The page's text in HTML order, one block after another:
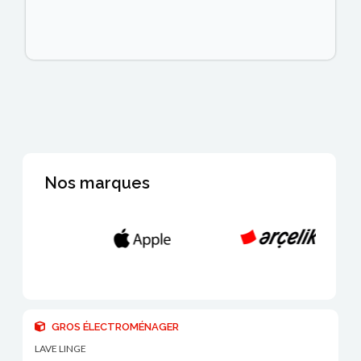
Nos marques
GROS ÉLECTROMÉNAGER
LAVE LINGE